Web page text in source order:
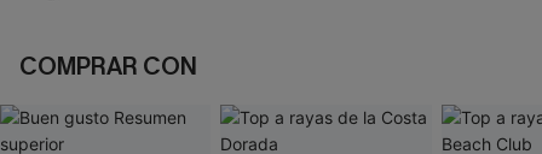
COMPRAR CON